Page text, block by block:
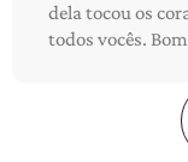
dela tocou os
todos vocês.